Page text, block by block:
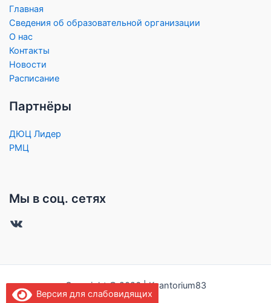
Версия для слабовидящих
Главная
Сведения об образовательной организации
О нас
Контакты
Новости
Расписание
Партнёры
ДЮЦ Лидер
РМЦ
Мы в соц. сетях
Copyright © 2026 | Kvantorium83